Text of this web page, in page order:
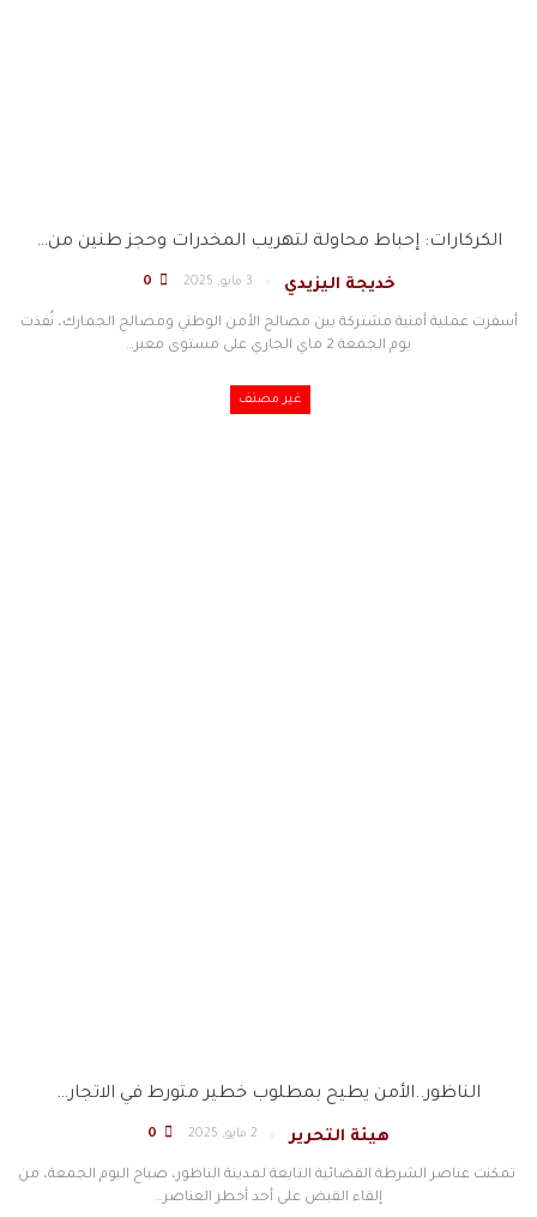
الكركارات: إحباط محاولة لتهريب المخدرات وحجز طنين من…
خديجة اليزيدي 3 مايو, 2025
أسفرت عملية أمنية مشتركة بين مصالح الأمن الوطني ومصالح الجمارك، نُفذت
يوم الجمعة 2 ماي الجاري على مستوى معبر…
غير مصنف
الناظور..الأمن يطيح بمطلوب خطير متورط في الاتجار…
هيئة التحرير 2 مايو, 2025
تمكنت عناصر الشرطة القضائية التابعة لمدينة الناظور، صباح اليوم الجمعة، من
إلقاء القبض على أحد أخطر العناصر…